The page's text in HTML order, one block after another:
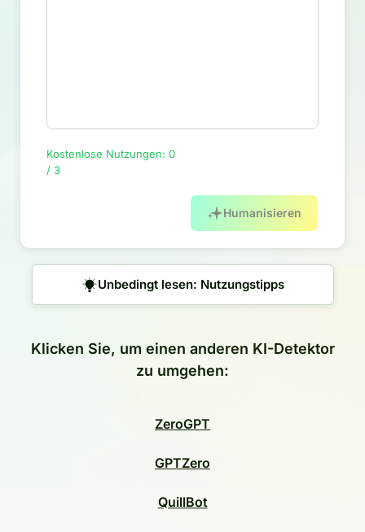
Kostenlose Nutzungen: 0
/ 3
Humanisieren
Unbedingt lesen: Nutzungstipps
Klicken Sie, um einen anderen KI-Detektor
zu umgehen:
ZeroGPT
GPTZero
QuillBot